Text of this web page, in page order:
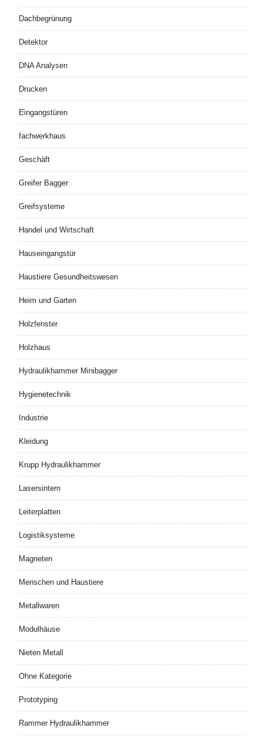
Dachbegrünung
Detektor
DNA Analysen
Drucken
Eingangstüren
fachwerkhaus
Geschäft
Greifer Bagger
Greifsysteme
Handel und Wirtschaft
Hauseingangstür
Haustiere Gesundheitswesen
Heim und Garten
Holzfenster
Holzhaus
Hydraulikhammer Minibagger
Hygienetechnik
Industrie
Kleidung
Krupp Hydraulikhammer
Lasersintern
Leiterplatten
Logistiksysteme
Magneten
Menschen und Haustiere
Metallwaren
Modulhäuse
Nieten Metall
Ohne Kategorie
Prototyping
Rammer Hydraulikhammer